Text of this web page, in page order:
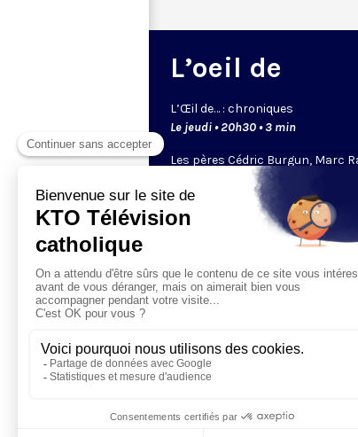
L’oeil de
L’Œil de… : chroniques
Le jeudi • 20h30 • 3 min
Les pères Cédric Burgun, Marc
Bernard Devert ou Éric de
chacun un regard bien à eux.
chroniques bousculent et
réfléchir. Ce sont les
viennent partager leur point de
sujet qui leur tient à coeur.